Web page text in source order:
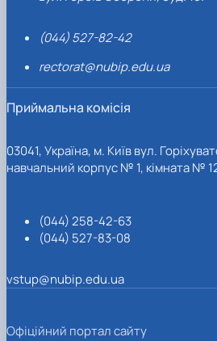
(044) 527-82-42
rectorat@nubip.edu.ua
Приймальна комісія
03041, Україна, м. Київ вул.
навчальний корпус № 1, кімната №
(044) 258-42-63
(044) 527-83-08
vstup@nubip.edu.ua
Офіційний портал сайту